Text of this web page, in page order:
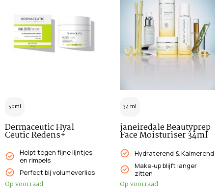
50ml
Dermaceutic Hyal
Ceutic Redens+
Helpt tegen fijne lijntjes
en rimpels
Perfect bij volumeverlies
Op voorraad
34 ml
janeiredale Beautyprep
Face Moisturiser 34ml
Hydraterend & Kalmerend
Make-up blijft langer
zitten
Op voorraad